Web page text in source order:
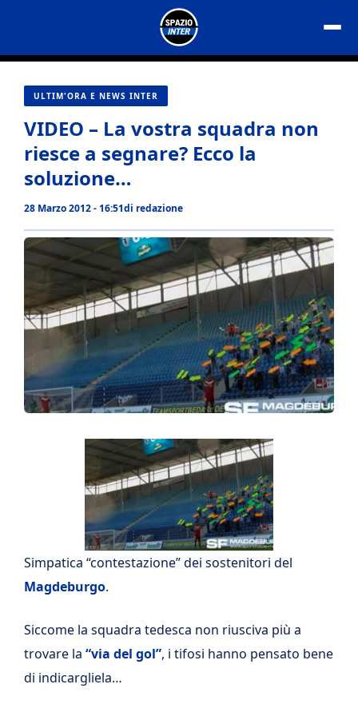
contenuto
ULTIM'ORA E NEWS INTER
VIDEO – La vostra squadra non
riesce a segnare? Ecco la
soluzione…
28 Marzo 2012 - 16:51di redazione
Simpatica “contestazione” dei sostenitori del
Magdeburgo.
Siccome la squadra tedesca non riusciva più a
trovare la “via del gol”, i tifosi hanno pensato bene
di indicargliela…